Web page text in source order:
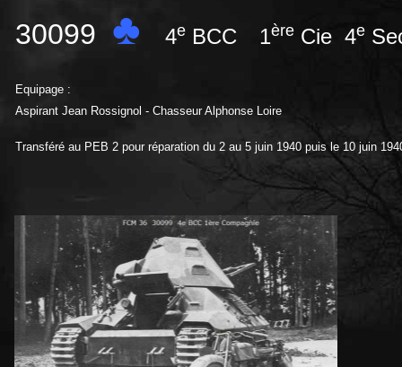
30099 ♣ 4e BCC 1ère Cie 4e
Equipage :
Aspirant Jean Rossignol - Chasseur Alphonse Loire
Transféré au PEB 2 pour réparation du 2 au 5 juin 1940 puis le 10 juin